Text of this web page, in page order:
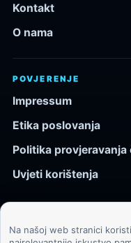
Kontakt
O nama
POVJERENJE
Impressum
Etika poslovanja
Politika provjeravanja
Uvjeti korištenja
Na našoj web stranici